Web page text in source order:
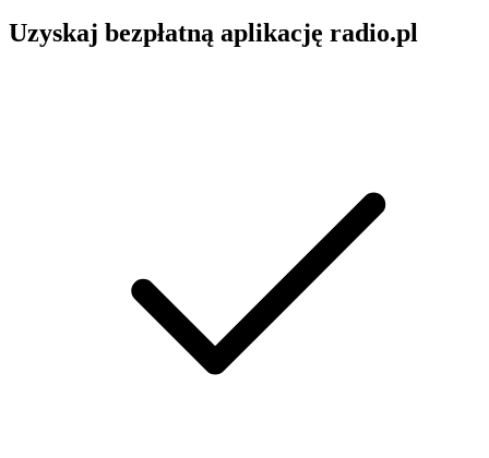
Uzyskaj bezpłatną aplikację radio.pl